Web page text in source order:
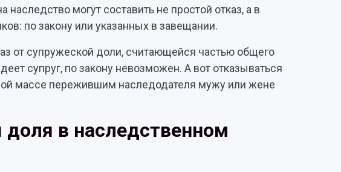
наследство могут составить не простой отказ, а в
по закону или указанных в завещании.
от супружеской доли, считающейся частью общего
супруг, по закону невозможен. А вот отказываться
массе пережившим наследодателя мужу или жене
в наследственном